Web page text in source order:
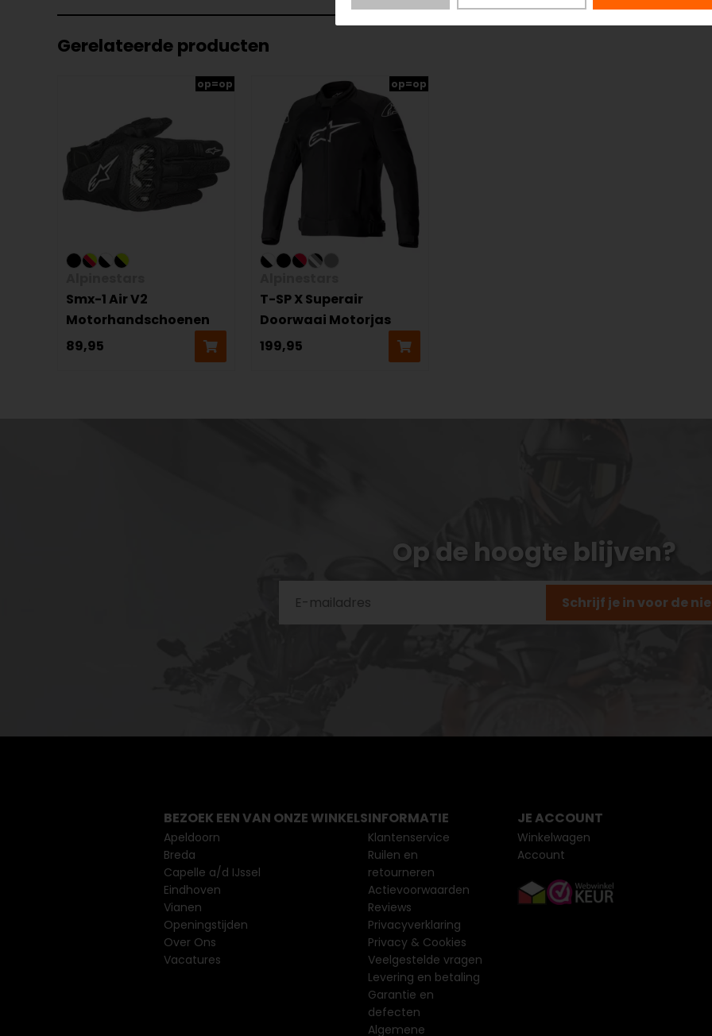
Gerelateerde producten
op=op
Smx-1 Air V2
Motorhandschoenen
89,95
op=op
T-SP X Superair
Doorwaai Motorjas
199,95
Op de hoogte blijven?
Schrijf je in voor de
BEZOEK EEN VAN ONZE WINKELS
Apeldoorn
Breda
Capelle a/d IJssel
Eindhoven
Vianen
Openingstijden
Over Ons
Vacatures
INFORMATIE
Klantenservice
Ruilen en
retourneren
Actievoorwaarden
Reviews
Privacyverklaring
Privacy & Cookies
Veelgestelde vragen
Levering en betaling
Garantie en
defecten
Algemene
JE ACCOUNT
Winkelwagen
Account